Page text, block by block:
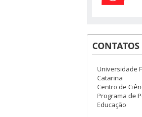
CONTATOS
Universidade
Catarina
Centro de
Programa de
Educação